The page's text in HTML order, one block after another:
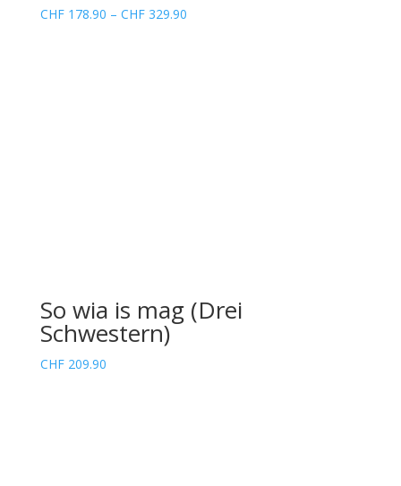
CHF178.90 – CHF329.90Preisspanne:
So wia is mag (Drei
Schwestern)
CHF209.90